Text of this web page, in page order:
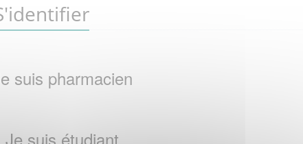
suis pharmacien
Je suis étudiant